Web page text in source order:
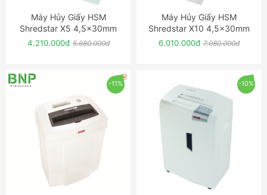
ĐẶT NGAY
Máy Hủy Giấy HSM
Shredstar X5 4,5x30mm
4.210.000đ 5.680.000đ
ĐẶT NGAY
Máy Hủy Giấy HSM
Shredstar X10 4,5x30mm
6.010.000đ 7.080.000đ
-11% -10%